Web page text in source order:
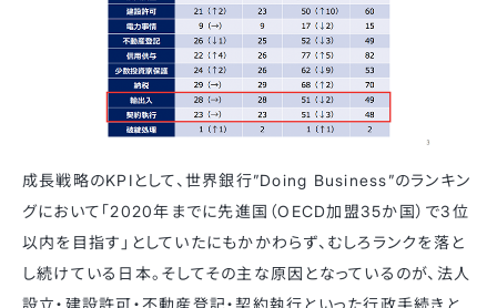
成長戦略のKPIとして、世界銀行”Doing Business”のランキン
グにおいて「2020年までに先進国（OECD加盟35か国）で3位
以内を目指す」としていたにもかかわらず、むしろランクを落と
し続けている日本。そしてその主な原因となっているのが、法人
設立・建設許可・不動産登記・契約執行といった行政手続きと